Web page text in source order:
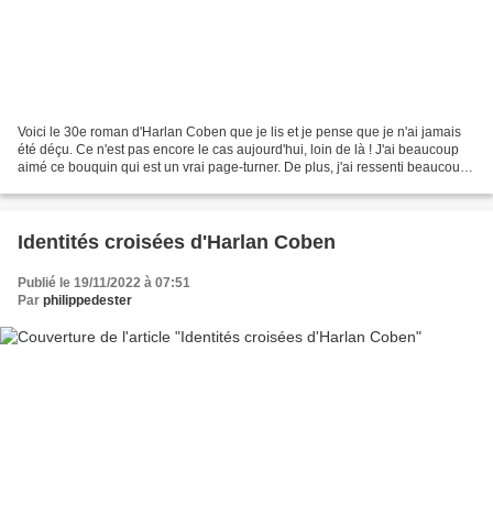
Voici le 30e roman d'Harlan Coben que je lis et je pense que je n'ai jamais
été déçu. Ce n'est pas encore le cas aujourd'hui, loin de là ! J'ai beaucoup
aimé ce bouquin qui est un vrai page-turner. De plus, j'ai ressenti beaucoup
Identités croisées d'Harlan Coben
Publié le 19/11/2022 à 07:51
Par philippedester